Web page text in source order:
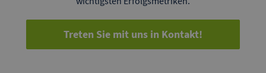
Treten Sie mit uns in Kontakt!